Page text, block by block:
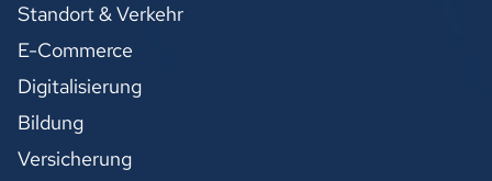
Standort & Verkehr
E-Commerce
Digitalisierung
Bildung
Versicherung